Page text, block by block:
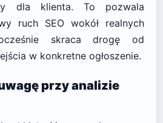
dla klienta. To pozwala
ruch SEO wokół realnych
skraca drogę od
w konkretne ogłoszenie.
przy analizie